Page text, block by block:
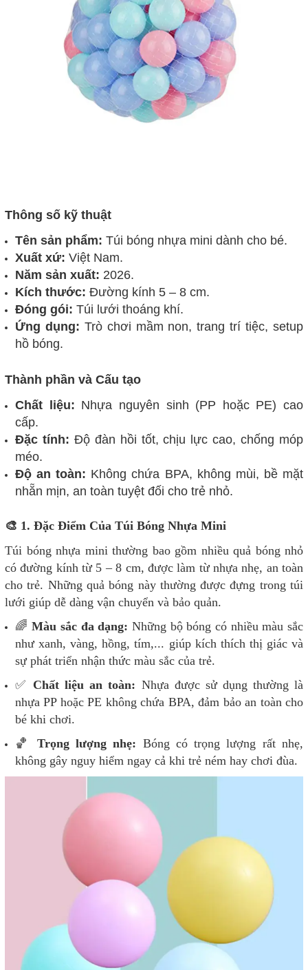
Thông số kỹ thuật
Tên sản phẩm: Túi bóng nhựa mini dành cho bé.
Xuất xứ: Việt Nam.
Năm sản xuất: 2026.
Kích thước: Đường kính 5 – 8 cm.
Đóng gói: Túi lưới thoáng khí.
Ứng dụng: Trò chơi mầm non, trang trí tiệc, setup
hồ bóng.
Thành phần và Cấu tạo
Chất liệu: Nhựa nguyên sinh (PP hoặc PE) cao
cấp.
Đặc tính: Độ đàn hồi tốt, chịu lực cao, chống móp
méo.
Độ an toàn: Không chứa BPA, không mùi, bề mặt
nhẵn mịn, an toàn tuyệt đối cho trẻ nhỏ.
🎨 1. Đặc Điểm Của Túi Bóng Nhựa Mini
Túi bóng nhựa mini thường bao gồm nhiều quả bóng nhỏ
có đường kính từ 5 – 8 cm, được làm từ nhựa nhẹ, an toàn
cho trẻ. Những quả bóng này thường được đựng trong túi
lưới giúp dễ dàng vận chuyển và bảo quản.
🌈Màu sắc đa dạng: Những bộ bóng có nhiều màu sắc
như xanh, vàng, hồng, tím,... giúp kích thích thị giác và
sự phát triển nhận thức màu sắc của trẻ.
✅ Chất liệu an toàn: Nhựa được sử dụng thường là
nhựa PP hoặc PE không chứa BPA, đảm bảo an toàn cho
bé khi chơi.
🏀 Trọng lượng nhẹ: Bóng có trọng lượng rất nhẹ,
không gây nguy hiểm ngay cả khi trẻ ném hay chơi đùa.